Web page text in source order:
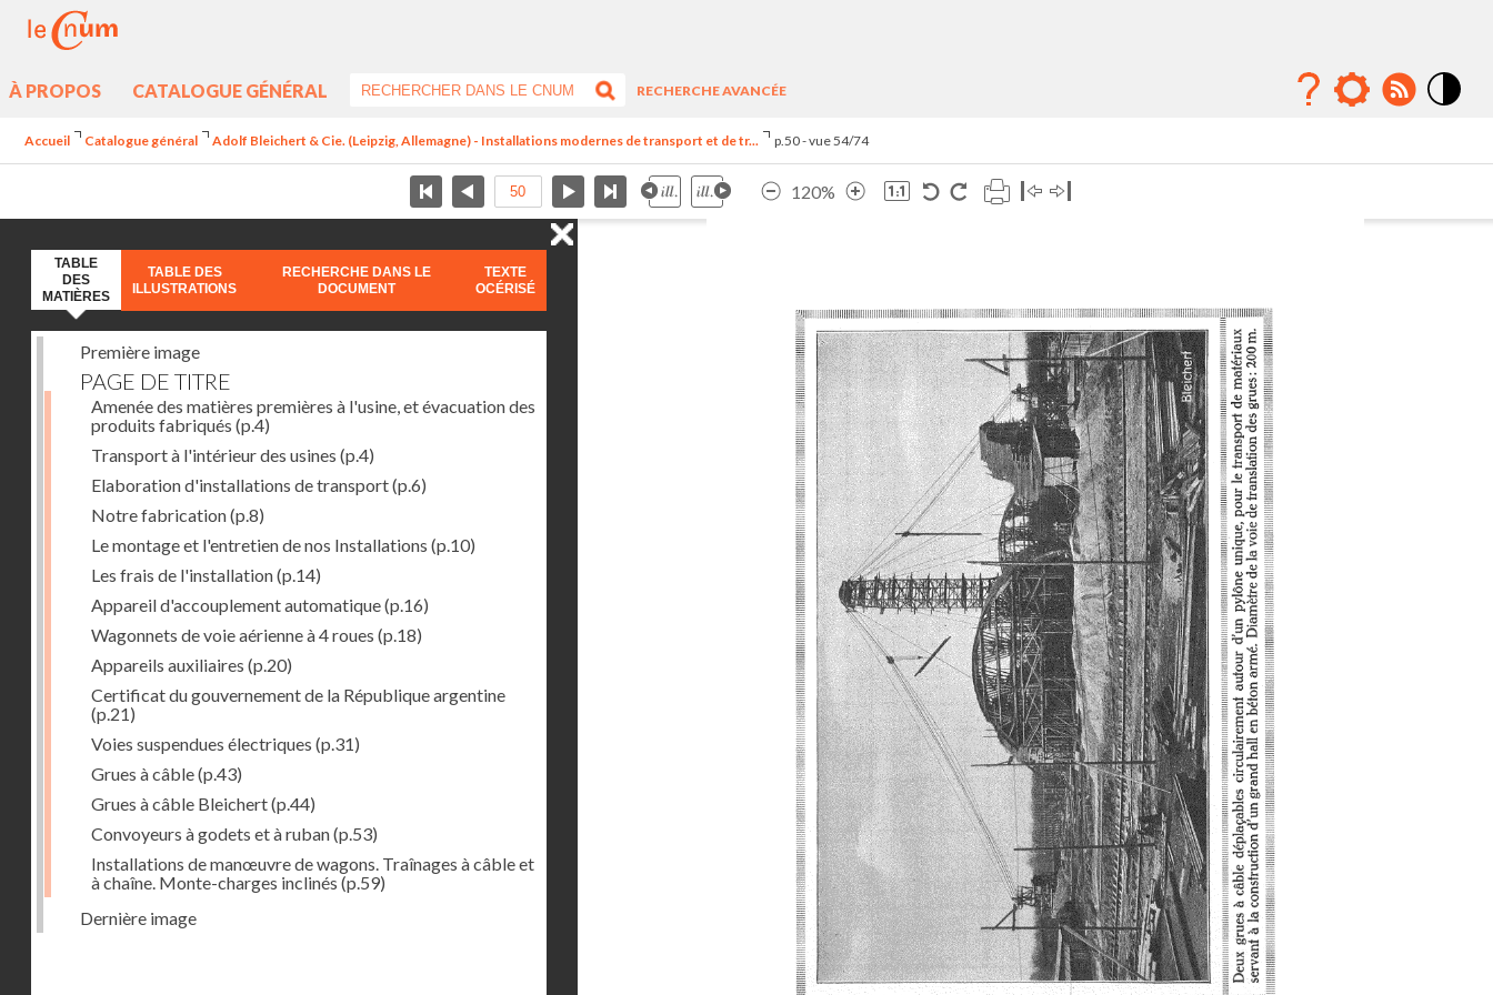
À PROPOS CATALOGUE GÉNÉRAL
RECHERCHE AVANCÉE
Accueil Catalogue général Adolf Bleichert & Cie. (Leipzig, Allemagne) - Installations modernes de transport et de tr... p.50 - vue 54/74
120%
TABLE
DES
MATIÈRES
TABLE DES
ILLUSTRATIONS
RECHERCHE DANS LE
DOCUMENT
TEXTE
OCÉRISÉ
Première image
PAGE DE TITRE
Amenée des matières premières à l'usine, et évacuation des
produits fabriqués (p.4)
Transport à l'intérieur des usines (p.4)
Elaboration d'installations de transport(p.6)
Notre fabrication(p.8)
Le montage et l'entretien de nos Installations (p.10)
Les frais de l'installation(p.14)
Appareil d'accouplement automatique(p.16)
Wagonnets de voie aérienne à 4 roues (p.18)
Appareils auxiliaires (p.20)
Certificat du gouvernement de la République argentine
(p.21)
Voies suspendues électriques (p.31)
Grues à câble(p.43)
Grues à câble Bleichert(p.44)
Convoyeurs à godets et à ruban(p.53)
Installations de manœuvre de wagons. Traînages à câble et
à chaîne. Monte-charges inclinés (p.59)
Dernière image